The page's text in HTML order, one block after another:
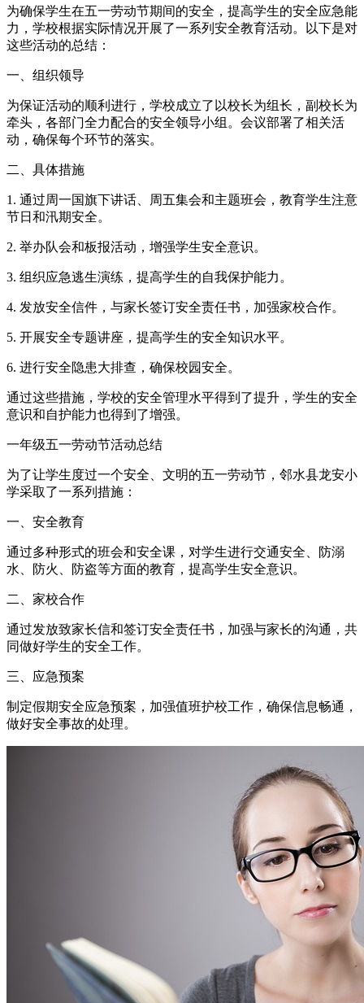
为确保学生在五一劳动节期间的安全，提高学生的安全应急能
力，学校根据实际情况开展了一系列安全教育活动。以下是对
这些活动的总结：
一、组织领导
为保证活动的顺利进行，学校成立了以校长为组长，副校长为
牵头，各部门全力配合的安全领导小组。会议部署了相关活
动，确保每个环节的落实。
二、具体措施
1. 通过周一国旗下讲话、周五集会和主题班会，教育学生注意
节日和汛期安全。
2. 举办队会和板报活动，增强学生安全意识。
3. 组织应急逃生演练，提高学生的自我保护能力。
4. 发放安全信件，与家长签订安全责任书，加强家校合作。
5. 开展安全专题讲座，提高学生的安全知识水平。
6. 进行安全隐患大排查，确保校园安全。
通过这些措施，学校的安全管理水平得到了提升，学生的安全
意识和自护能力也得到了增强。
一年级五一劳动节活动总结
为了让学生度过一个安全、文明的五一劳动节，邻水县龙安小
学采取了一系列措施：
一、安全教育
通过多种形式的班会和安全课，对学生进行交通安全、防溺
水、防火、防盗等方面的教育，提高学生安全意识。
二、家校合作
通过发放致家长信和签订安全责任书，加强与家长的沟通，共
同做好学生的安全工作。
三、应急预案
制定假期安全应急预案，加强值班护校工作，确保信息畅通，
做好安全事故的处理。